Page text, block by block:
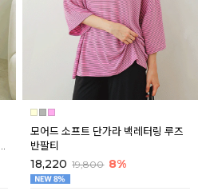
모어드 소프트 단가라 백레터링 루즈
반팔티
18,220 19,800 8%